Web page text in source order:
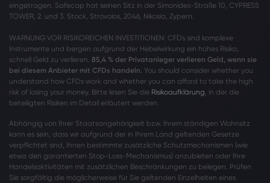
eingetragen. Safecap hat seinen Sitz in der Simonides-Straße 10, CYPRESS
TOWER, 2. und 3. Stock, Strovolos, 2046, Nikosia, Zypern.
WARNUNG VOR RISIKOREICHEN INVESTITIONEN: CFDs sind komplexe
Instrumente und bergen aufgrund der Hebelwirkung ein hohes Risiko,
schnell Geld zu verlieren. 85,4 % der Privatanleger verlieren Geld, wenn sie
bei diesem Anbieter mit CFDs handeln. You should consider whether you
understand how CFDs work and whether you can afford to take the high
risk of losing your money. Bitte lesen Sie die Risikoaufklärung, in der die
beteiligten Risiken im Detail erläutert werden.
Abhängig von Ihrer Staatsangehörigkeit bzw. Ihrem ständigen Wohnsitz
kann es sein, dass wir aufgrund der in Ihrem Land geltenden Gesetze
verpflichtet sind, Ihnen bestimmte zusätzliche Schutzmechanismen (wie
etwa den garantierten Stop-Loss-Mechanismus) anzubieten oder Ihre
Handelsaktivitäten mit zusätzlichen Beschränkungen zu belegen. Prüfen
Sie sorgfältig die möglicherweise für Sie geltenden Einzelheiten eines